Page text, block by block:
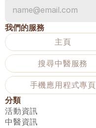
我們的服務
主頁
搜尋中醫服務
手機應用程式專頁
分類
活動資訊
中醫資訊